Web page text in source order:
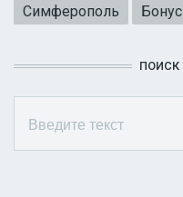
Симферополь
Бонус